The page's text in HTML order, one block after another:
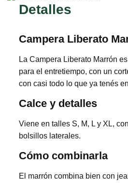
Detalles
Campera Liberato
La Campera Liberato Marrón
para el entretiempo, con un
con casi todo lo que ya tenés
Calce y detalles
Viene en talles S, M, L y XL,
bolsillos laterales.
Cómo combinarla
El marrón combina bien con